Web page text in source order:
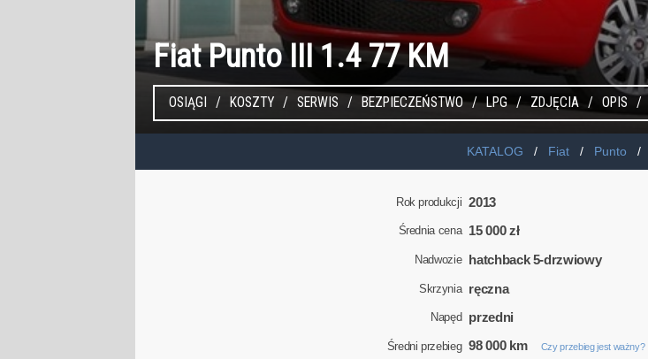
Fiat Punto III 1.4 77 KM
OSIĄGI KOSZTY SERWIS BEZPIECZEŃSTWO LPG ZDJĘCIA OPIS
KATALOG Fiat Punto
Rok produkcji 2013
Średnia cena 15 000 zł
Nadwozie hatchback 5-drzwiowy
Skrzynia ręczna
Napęd przedni
Średni przebieg 98 000 km Czy przebieg jest ważny?